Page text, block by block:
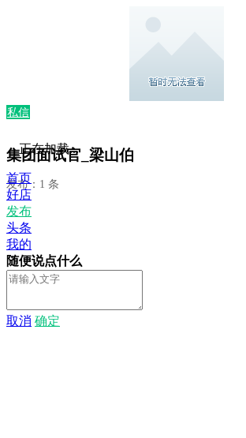
私信
集团面试官_梁山伯
发布：1 条
正在加载...
首页
好店
发布
头条
我的
随便说点什么
取消 确定